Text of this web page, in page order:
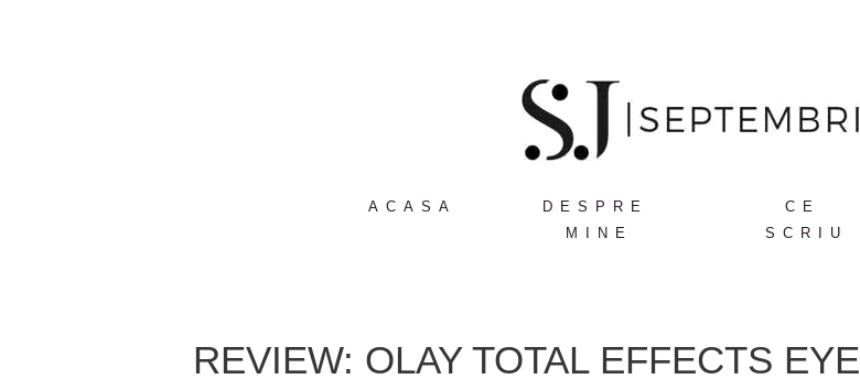
ACASA
DESPRE
MINE
CE
SCRIU
REVIEW: OLAY TOTAL EFFECTS EYE